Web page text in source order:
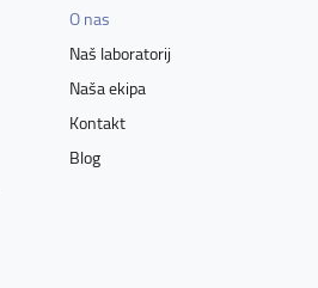
O nas
Naš laboratorij
Naša ekipa
Kontakt
Blog